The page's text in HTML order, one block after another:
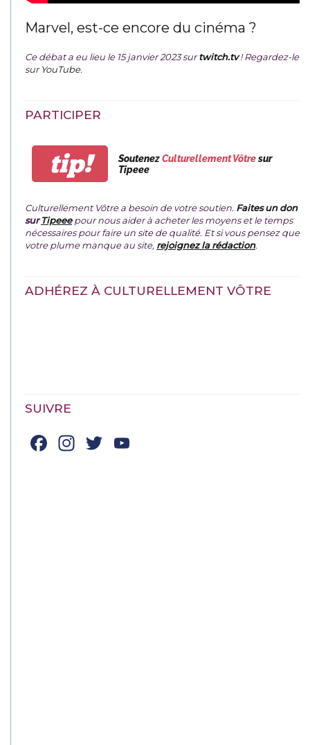
Marvel, est-ce encore du cinéma ?
Ce débat a eu lieu le 15 janvier 2023 surtwitch.tv ! Regardez-le
surYouTube.
PARTICIPER
tip! SoutenezCulturellement Vôtresur
Tipeee
Culturellement Vôtre a besoin de votre soutien. Faites un don
surTipeeepour nous aider à acheter les moyens et le temps
nécessaires pour faire un site de qualité. Et si vous pensez que
votre plume manque au site, rejoignez la rédaction.
ADHÉREZ À CULTURELLEMENT VÔTRE
SUIVRE
Facebook
Instagram
Twitter